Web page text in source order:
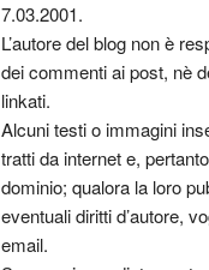
7.03.2001.
L’autore del blog non è
dei commenti ai post, nè
linkati.
Alcuni testi o immagini
tratti da internet e,
dominio; qualora la loro
eventuali diritti d’autore,
email.